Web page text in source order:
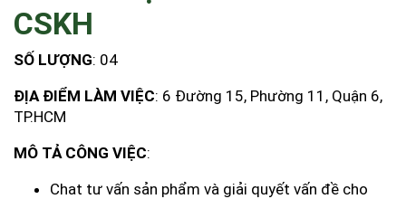
CSKH
SỐ LƯỢNG: 04
ĐỊA ĐIỂM LÀM VIỆC: 6 Đường 15, Phường 11, Quận 6,
TP.HCM
MÔ TẢ CÔNG VIỆC:
Chat tư vấn sản phẩm và giải quyết vấn đề cho